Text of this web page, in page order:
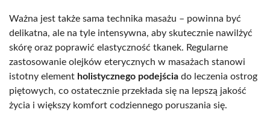
Ważna jest także sama technika masażu – powinna być
delikatna, ale na tyle intensywna, aby skutecznie nawilżyć
skórę oraz poprawić elastyczność tkanek. Regularne
zastosowanie olejków eterycznych w masażach stanowi
istotny element holistycznego podejścia do leczenia ostrog
piętowych, co ostatecznie przekłada się na lepszą jakość
życia i większy komfort codziennego poruszania się.